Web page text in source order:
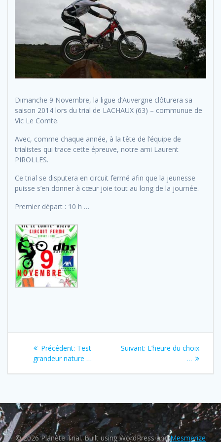
Dimanche 9 Novembre, la ligue d’Auvergne clôturera sa
saison 2014 lors du trial de LACHAUX (63) – communue de
Vic Le Comte.
Avec, comme chaque année, à la tête de l’équipe de
trialistes qui trace cette épreuve, notre ami Laurent
PIROLLES.
Ce trial se disputera en circuit fermé afin que la jeunesse
puisse s’en donner à cœur joie tout au long de la journée.
Premier départ : 10 h …
Navigation
Précédent: Previous
post:
Test
grandeur nature …
Suivant: Next
L’heure du choix
…
© 2026 Planète Trial. Built using WordPress andMesmerize